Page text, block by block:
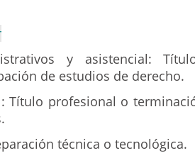
y asistencial:
de estudios de derecho.
Título profesional o
técnica o tecnológica.